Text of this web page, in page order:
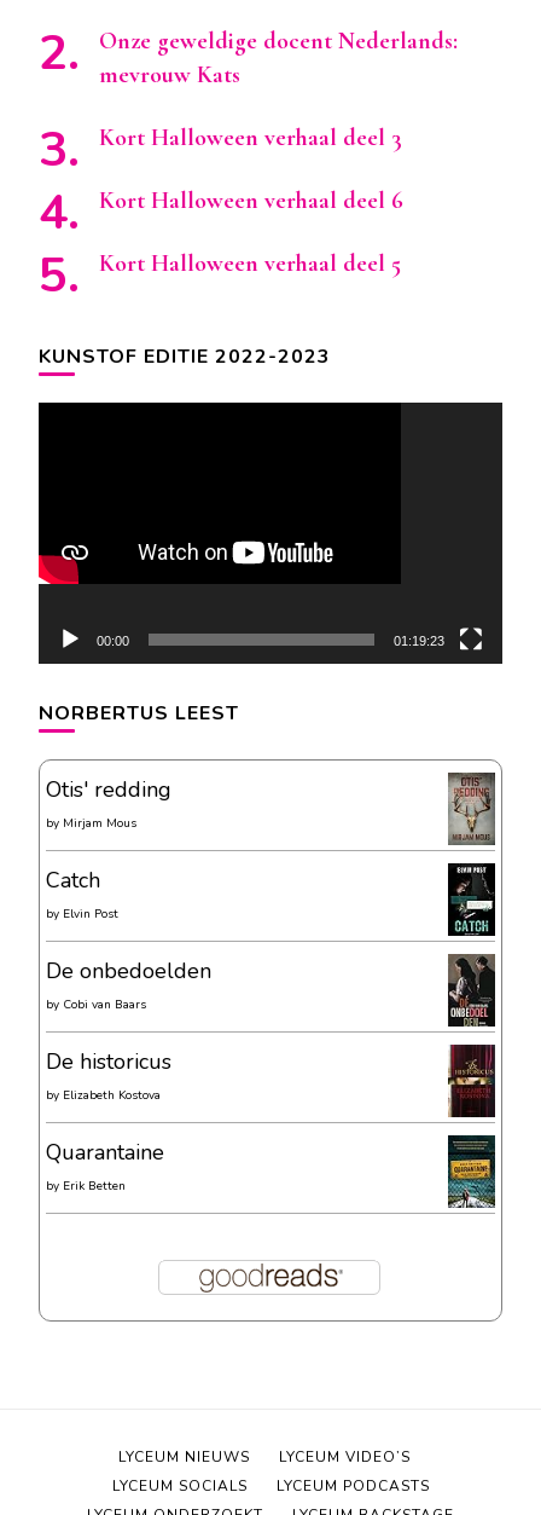
Onze geweldige docent Nederlands:
mevrouw Kats
Kort Halloween verhaal deel 3
Kort Halloween verhaal deel 6
Kort Halloween verhaal deel 5
KUNSTOF EDITIE 2022-2023
00:00 01:19:23
NORBERTUS LEEST
Otis' redding
by Mirjam Mous
Catch
by Elvin Post
De onbedoelden
by Cobi van Baars
De historicus
by Elizabeth Kostova
Quarantaine
by Erik Betten
LYCEUM NIEUWS
LYCEUM VIDEO’S
LYCEUM SOCIALS
LYCEUM PODCASTS